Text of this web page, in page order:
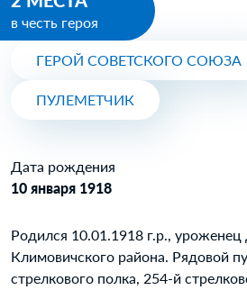
в честь героя
ГЕРОЙ СОВЕТСКОГО СОЮЗА
ПУЛЕМЕТЧИК
Дата рождения
10 января 1918
Родился 10.01.1918 г.р., уроженец
Климовичского района. Рядовой
стрелкового полка, 254-й